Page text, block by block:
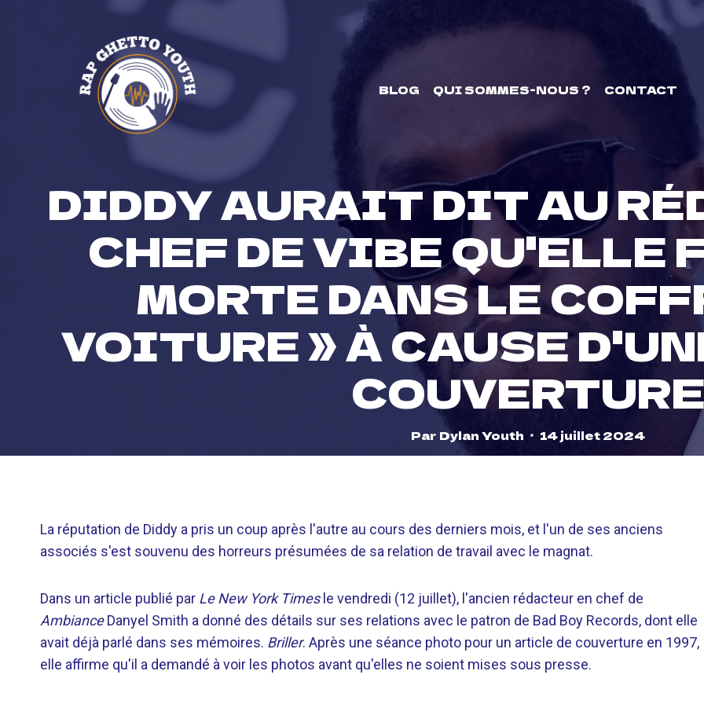
BLOG QUI SOMMES-NOUS ? CONTACT
DIDDY AURAIT DIT AU
CHEF DE VIBE
MORTE DANS LE
VOITURE » À CAUSE
Par Dylan Youth 14 juillet 2024
La réputation de Diddy a pris un coup après l'autre au cours des derniers mois, et l'un de ses anciens
associés s'est souvenu des horreurs présumées de sa relation de travail avec le magnat.
Dans un article publié par Le New York Timesle vendredi (12 juillet), l'ancien rédacteur en chef de
AmbianceDanyel Smith a donné des détails sur ses relations avec le patron de Bad Boy Records, dont elle
avait déjà parlé dans ses mémoires. Briller. Après une séance photo pour un article de couverture en 1997,
elle affirme qu'il a demandé à voir les photos avant qu'elles ne soient mises sous presse.